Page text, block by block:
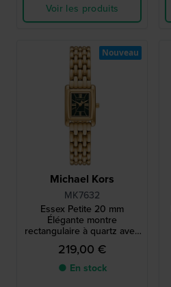
Voir les produits
Michael Kors
MK7632
Essex Petite 20 mm
Élégante montre
rectangulaire à quartz avec
index romains
219,00 €
● En stock
Nouveau